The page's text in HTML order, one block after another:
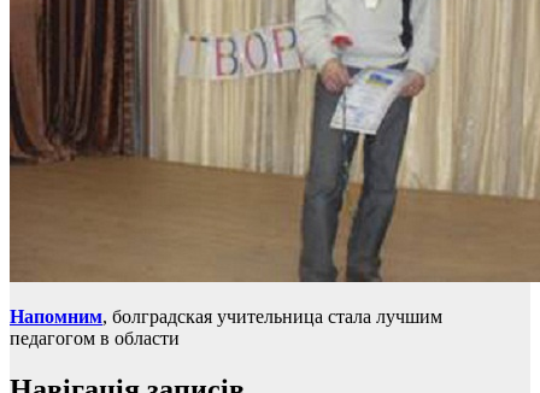
Напомним, болградская учительница стала лучшим
педагогом в области